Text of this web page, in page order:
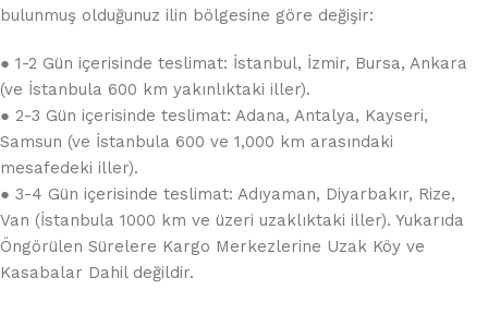
bulunmuş olduğunuz ilin bölgesine göre değişir:
● 1-2 Gün içerisinde teslimat: İstanbul, İzmir, Bursa, Ankara
(ve İstanbula 600 km yakınlıktaki iller).
● 2-3 Gün içerisinde teslimat: Adana, Antalya, Kayseri,
Samsun (ve İstanbula 600 ve 1,000 km arasındaki
mesafedeki iller).
● 3-4 Gün içerisinde teslimat: Adıyaman, Diyarbakır, Rize,
Van (İstanbula 1000 km ve üzeri uzaklıktaki iller). Yukarıda
Öngörülen Sürelere Kargo Merkezlerine Uzak Köy ve
Kasabalar Dahil değildir.